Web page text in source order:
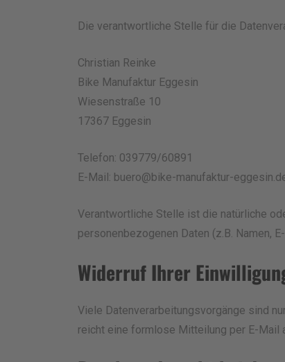
Die verantwortliche Stelle für die
Christian Reinke
Bike Manufaktur Eggesin
Wiesenstraße 10
17367 Eggesin
Telefon: 039779/60891
E-Mail: buero@bike-manufaktur-
Verantwortliche Stelle ist die natürliche
personenbezogenen Daten (z.B. Namen,
Widerruf Ihrer
Viele Datenverarbeitungsvorgänge sind
reicht eine formlose Mitteilung per E-Mail